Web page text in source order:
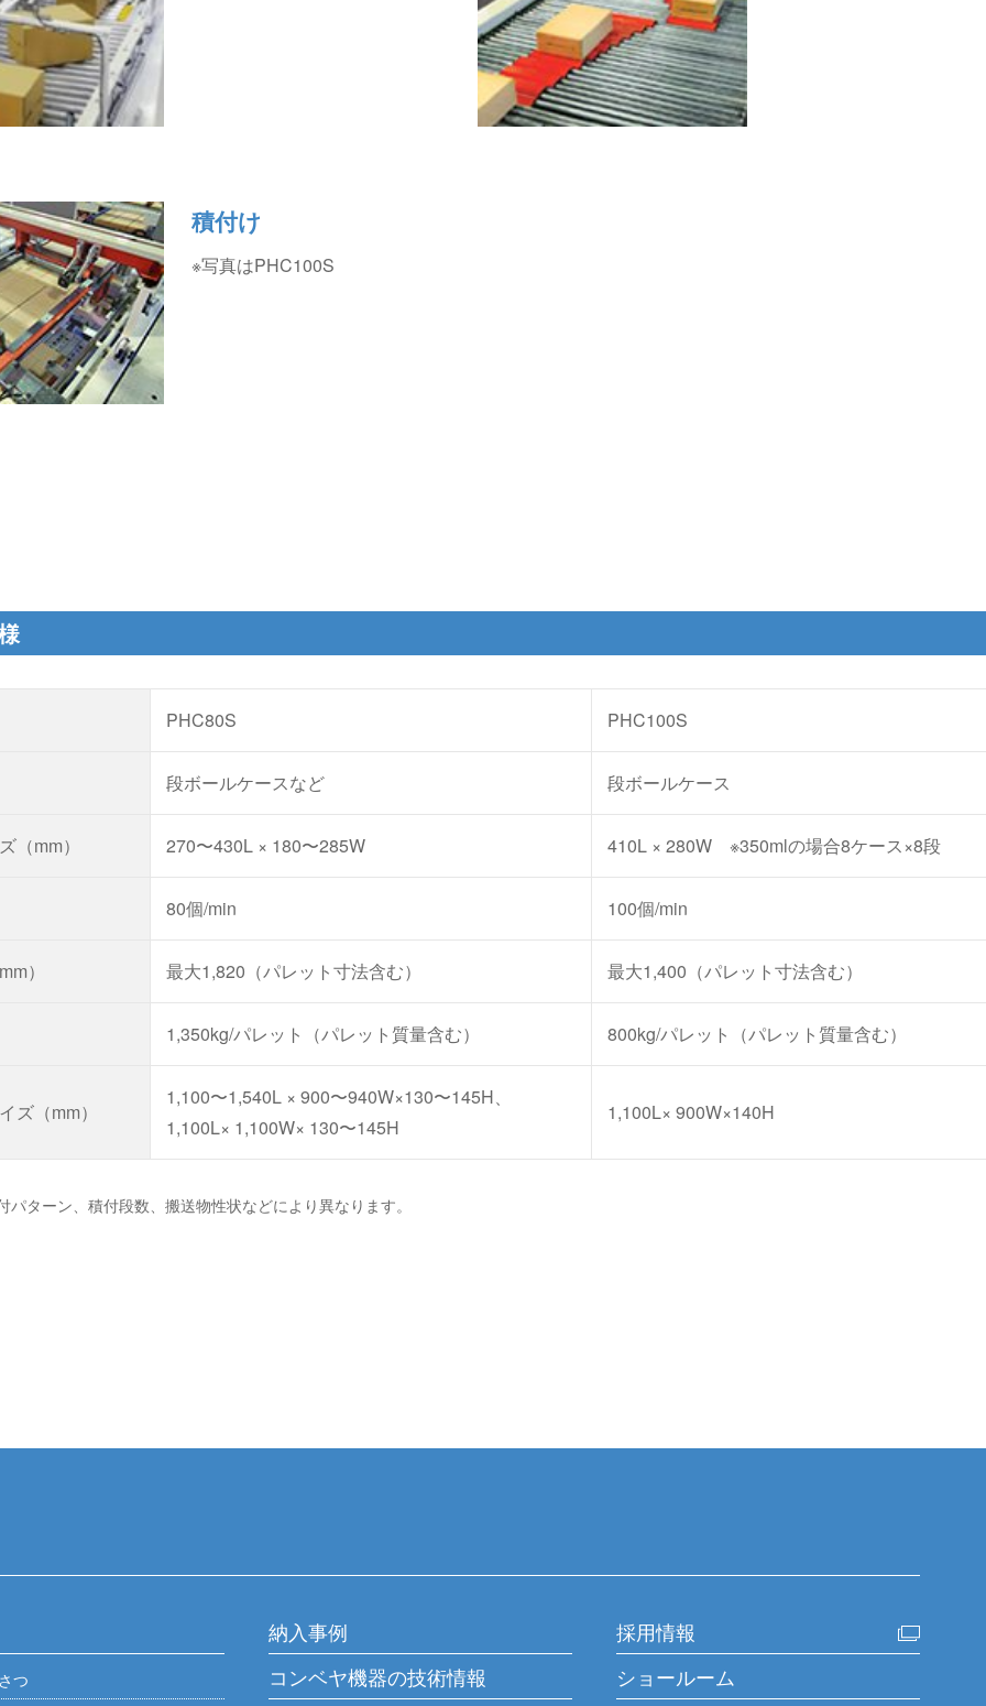
積付け
※写真はPHC100S
PHC80S PHC100S
段ボールケースなど 段ボールケース
（mm） 270〜430L × 180〜285W 410L × 280W ※350mlの場合8ケース×8段
80個/min 100個/min
） 最大1,820（パレット寸法含む） 最大1,400（パレット寸法含む）
1,350kg/パレット（パレット質量含む） 800kg/パレット（パレット質量含む）
ズ（mm）
1,100〜1,540L × 900〜940W×130〜145H、
1,100L× 1,100W× 130〜145H
1,100L× 900W×140H
パターン、積付段数、搬送物性状などにより異なります。
つ
納入事例
コンベヤ機器の技術情報
採用情報
ショールーム